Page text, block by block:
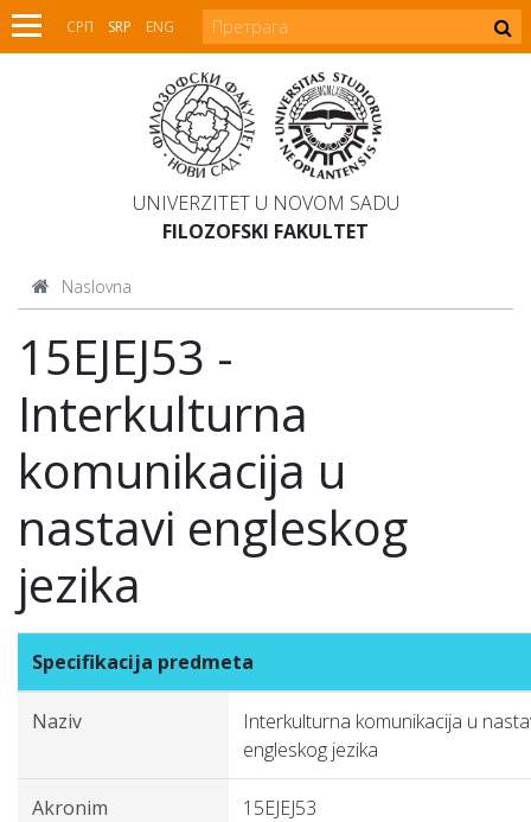
СРП SRP ENG
UNIVERZITET U NOVOM SADU
FILOZOFSKI FAKULTET
Naslovna
15EJEJ53 -
Interkulturna
komunikacija u
nastavi engleskog
jezika
Specifikacija predmeta
Naziv
Interkulturna komunikacija u
engleskog jezika
Akronim 15EJEJ53